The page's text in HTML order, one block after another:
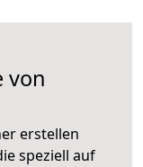
von
erstellen
speziell auf